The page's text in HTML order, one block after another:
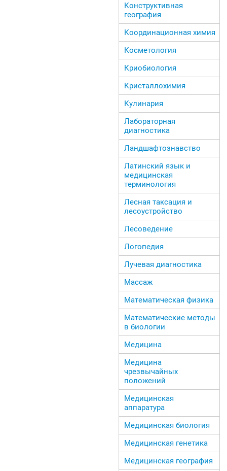
Конструктивная
география
Координационная химия
Косметология
Криобиология
Кристаллохимия
Кулинария
Лабораторная
диагностика
Ландшафтознавство
Латинский язык и
медицинская
терминология
Лесная таксация и
лесоустройство
Лесоведение
Логопедия
Лучевая диагностика
Массаж
Математическая физика
Математические методы
в биологии
Медицина
Медицина
чрезвычайных
положений
Медицинская
аппаратура
Медицинская биология
Медицинская генетика
Медицинская география